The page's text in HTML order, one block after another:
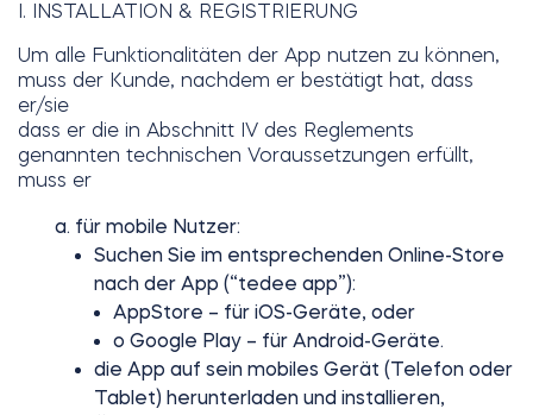
I. INSTALLATION & REGISTRIERUNG
Um alle Funktionalitäten der App nutzen zu können,
muss der Kunde, nachdem er bestätigt hat, dass
er/sie
dass er die in Abschnitt IV des Reglements
genannten technischen Voraussetzungen erfüllt,
muss er
für mobile Nutzer:
Suchen Sie im entsprechenden Online-Store
nach der App (“tedee app”):
AppStore – für iOS-Geräte, oder
o Google Play – für Android-Geräte.
die App auf sein mobiles Gerät (Telefon oder
Tablet) herunterladen und installieren,